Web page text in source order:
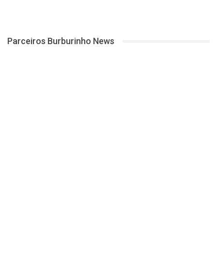
Parceiros Burburinho News